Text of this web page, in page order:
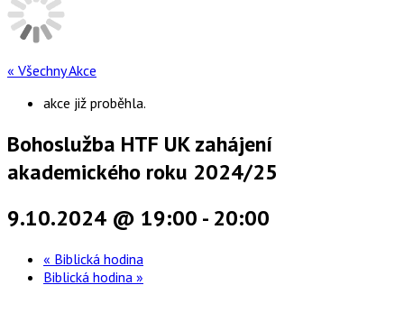
« Všechny Akce
akce již proběhla.
Bohoslužba HTF UK zahájení
akademického roku 2024/25
9.10.2024 @ 19:00 - 20:00
« Biblická hodina
Biblická hodina »